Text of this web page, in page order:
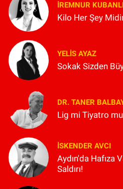
İREMNUR
Kilo Her Şey
YELIS AYAZ
Sokak Sizden
DR. TANER
Lig mi Tiyatro
İSKENDER AVCI
Aydın'da Hafıza
Saldırı!